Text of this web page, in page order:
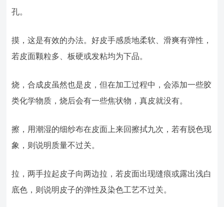
孔。
摸，这是有效的办法。好皮手感质地柔软、滑爽有弹性，
若皮面颗粒多、板硬或发粘均为下品。
烧，合成皮虽然也是皮，但在加工过程中，会添加一些胶
类化学物质，烧后会有一些焦状物，真皮就没有。
擦，用潮湿的细纱布在皮面上来回擦拭九次，若有脱色现
象，则说明质量不过关。
拉，两手拉起皮子向两边拉，若皮面出现缝痕或露出浅白
底色，则说明皮子的弹性及染色工艺不过关。